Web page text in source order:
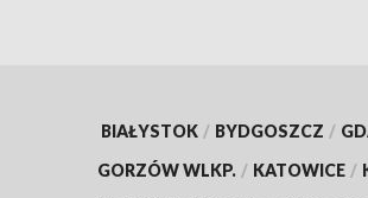
BIAŁYSTOK / BYDGOSZCZ /
GORZÓW WLKP. / KATOWICE /